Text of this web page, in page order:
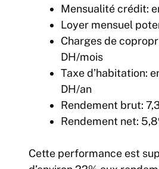
Mensualité crédit:
Loyer mensuel
Charges de
DH/mois
Taxe d’habitation:
DH/an
Rendement brut:
Rendement net:
Cette performance est